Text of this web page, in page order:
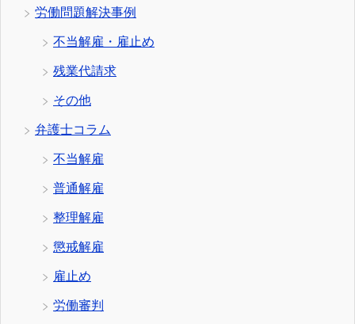
労働問題解決事例
不当解雇・雇止め
残業代請求
その他
弁護士コラム
不当解雇
普通解雇
整理解雇
懲戒解雇
雇止め
労働審判